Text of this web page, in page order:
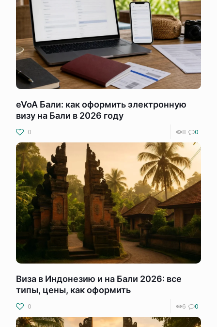
eVoA Бали: как оформить электронную
визу на Бали в 2026 году
0 8 0
Виза в Индонезию и на Бали 2026: все
типы, цены, как оформить
0 6 0